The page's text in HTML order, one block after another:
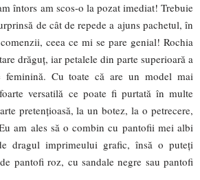
întors am scos-o la pozat imediat! Trebuie
de cât de repede a ajuns pachetul, în
ceea ce mi se pare genial! Rochia
drăguț, iar petalele din parte superioară a
Cu toate că are un model mai
versatilă ce poate fi purtată în multe
pretențioasă, la un botez, la o petrecere,
am ales să o combin cu pantofii mei albi
dragul imprimeului grafic, însă o puteți
pantofi roz, cu sandale negre sau pantofi